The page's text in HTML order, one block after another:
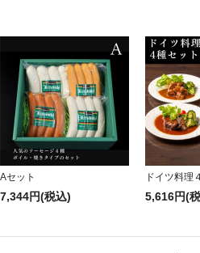
Aセット
7,344円(税込)
ドイツ料理
5,616円(